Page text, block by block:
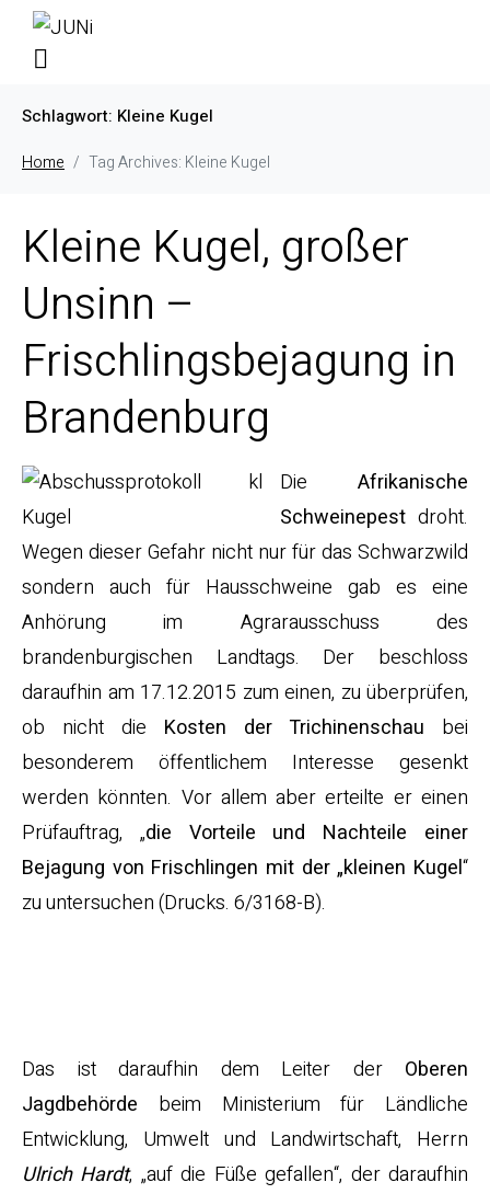
Schlagwort: Kleine Kugel
Home Tag Archives: Kleine Kugel
Kleine Kugel, großer
Unsinn –
Frischlingsbejagung in
Brandenburg
Die Afrikanische
Schweinepest droht.
Wegen dieser Gefahr nicht nur für das Schwarzwild
sondern auch für Hausschweine gab es eine
Anhörung im Agrarausschuss des
brandenburgischen Landtags. Der beschloss
daraufhin am 17.12.2015 zum einen, zu überprüfen,
ob nicht die Kosten der Trichinenschau bei
besonderem öffentlichem Interesse gesenkt
werden könnten. Vor allem aber erteilte er einen
Prüfauftrag, „die Vorteile und Nachteile einer
Bejagung von Frischlingen mit der „kleinen Kugel“
zu untersuchen (Drucks. 6/3168-B).
Das ist daraufhin dem Leiter der Oberen
Jagdbehörde beim Ministerium für Ländliche
Entwicklung, Umwelt und Landwirtschaft, Herrn
Ulrich Hardt, „auf die Füße gefallen“, der daraufhin